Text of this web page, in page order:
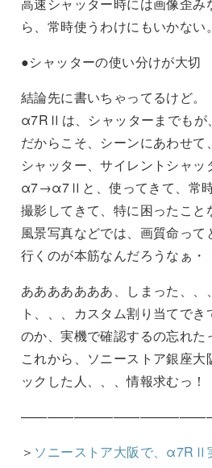
高速シャッター時には画像歪
ら、常時使うわけにもいかない。
●シャッターの使い分けが大切
結論先に書いちゃってるけど。
α7RⅡは、シャッターまでもが
だからこそ、シーンにあわせ
シャッター、サイレントシャッ
α7→α7Ⅱと、使ってきて、常
撮影してきて、特に困ったこ
風景写真などでは、画質命っ
行くのが本筋なんだろうなぁ・
あああああああ、しまった、
ト、、、カスタム割り当てで
のか、実機で確認するの忘れた
これから、ソニーストア銀座
ックした人、、、情報求むっ！
＞ ソニーストア大阪で、α7RⅡ